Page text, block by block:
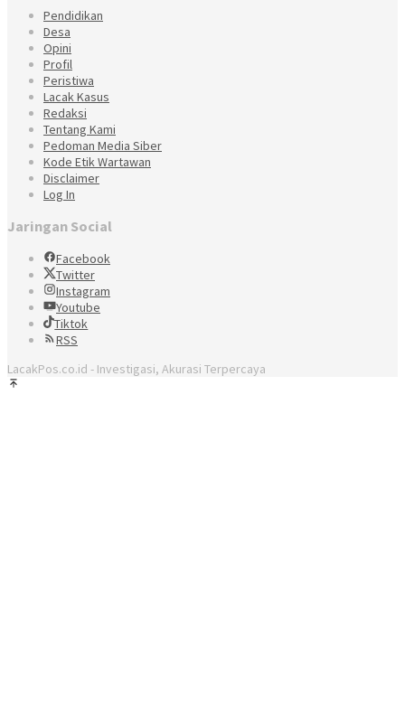
Pendidikan
Desa
Opini
Profil
Peristiwa
Lacak Kasus
Redaksi
Tentang Kami
Pedoman Media Siber
Kode Etik Wartawan
Disclaimer
Log In
Jaringan Social
Facebook
Twitter
Instagram
Youtube
Tiktok
RSS
LacakPos.co.id - Investigasi, Akurasi Terpercaya